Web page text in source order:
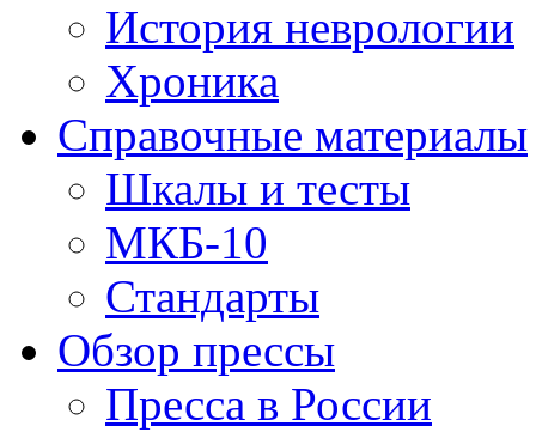
История неврологии
Хроника
Справочные материалы
Шкалы и тесты
МКБ-10
Стандарты
Обзор прессы
Пресса в России